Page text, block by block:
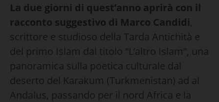
La due giorni di quest’anno aprirà con il
racconto suggestivo di Marco Candidi,
scrittore e studioso della Tarda Antichità e
del primo Islam dal titolo “L’altro Islam”, una
panoramica sulla poetica culturale dal
deserto del Karakum (Turkmenistan) ad al
Andalus, passando per il nord Africa e la